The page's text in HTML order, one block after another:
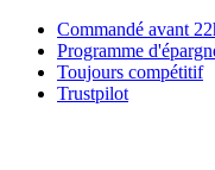
Commandé avant
Programme
Toujours compétitif
Trustpilot